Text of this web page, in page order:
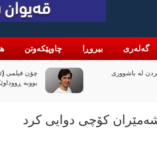
گەلەری بیروڕا چاوپێکەوتن
لە باشووری
چۆن فیلمی
بووبە
كۆچی دوایی كرد